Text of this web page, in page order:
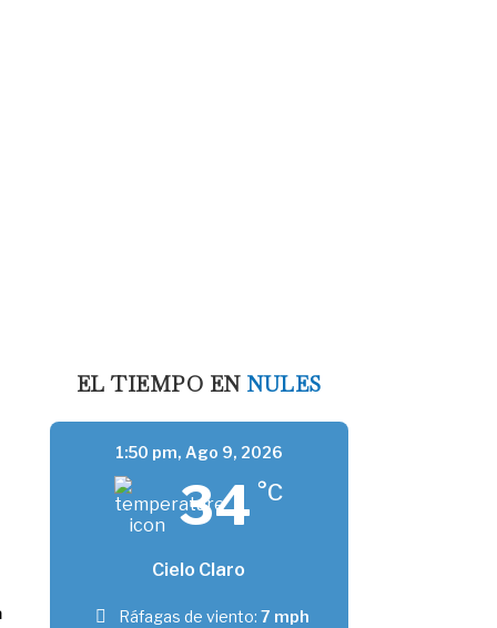
EL TIEMPO EN NULES
1:50 pm, Ago 9, 2026
34 °C
Cielo Claro
Ráfagas de viento: 7 mph